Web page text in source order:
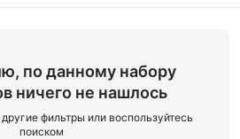
по данному набору
ничего не нашлось
фильтры или воспользуйтесь
поиском